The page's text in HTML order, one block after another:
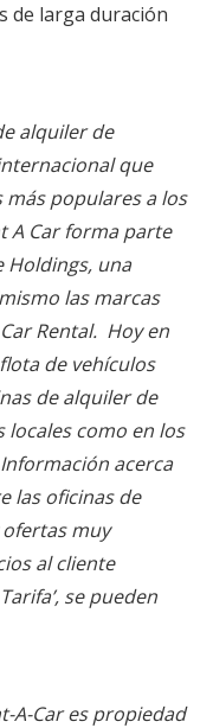
de larga duración
alquiler de
que
populares a los
A Car forma parte
Holdings, una
las marcas
Rental. Hoy en
de vehículos
de alquiler de
como en los
acerca
las oficinas de
muy
al cliente
se pueden
A-Cares propiedad